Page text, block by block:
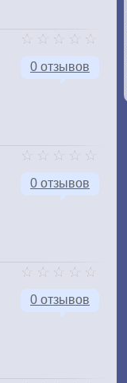
0 отзывов
0 отзывов
0 отзывов